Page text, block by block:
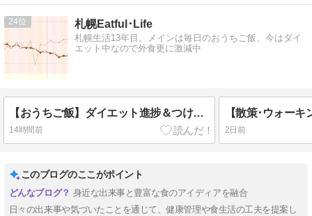
24 札幌Eatful･Life
札幌生活13年目。メインは毎日のおうちご飯、今はダイ
エット中なので外食更に激減中
【おうちご飯】ダイエット進捗＆つけ麺＆焼きそば
14時間前 2日前
このブログのここがポイント
身近な出来事と豊富な食のアイディアを融合
日々の出来事や気づいたことを通じて、健康管理や食生活の工夫を提案し